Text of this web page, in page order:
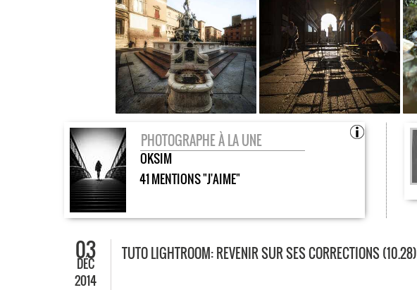
PHOTOGRAPHE À LA UNE
OKSIM
41 MENTIONS "J'AIME"
03
DÉC
2014
TUTO LIGHTROOM: REVENIR SUR SES CORRECTIONS (10.28)